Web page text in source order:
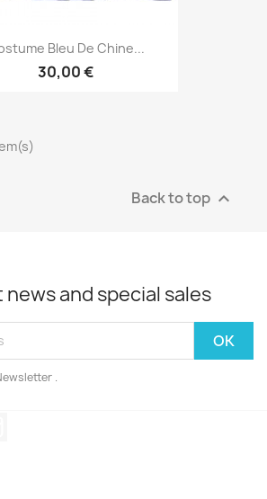
Bleu De Chine...
30,00 €
Back to top 
and special sales
.